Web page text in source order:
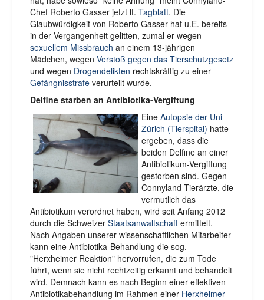
Chef Roberto Gasser jetzt lt. Tagblatt. Die
Glaubwürdigkeit von Roberto Gasser hat u.E. bereits
in der Vergangenheit gelitten, zumal er wegen
sexuellem Missbrauch an einem 13-jährigen
Mädchen, wegen Verstoß gegen das Tierschutzgesetz
und wegen Drogendelikten rechtskräftig zu einer
Gefängnisstrafe verurteilt wurde.
Delfine starben an Antibiotika-Vergiftung
Eine Autopsie der Uni
Zürich (Tierspital) hatte
ergeben, dass die
beiden Delfine an einer
Antibiotikum-Vergiftung
gestorben sind. Gegen
Connyland-Tierärzte, die
vermutlich das
Antibiotikum verordnet haben, wird seit Anfang 2012
durch die Schweizer Staatsanwaltschaft ermittelt.
Nach Angaben unserer wissenschaftlichen Mitarbeiter
kann eine Antibiotika-Behandlung die sog.
"Herxheimer Reaktion" hervorrufen, die zum Tode
führt, wenn sie nicht rechtzeitig erkannt und behandelt
wird. Demnach kann es nach Beginn einer effektiven
Antibiotikabehandlung im Rahmen einer Herxheimer-